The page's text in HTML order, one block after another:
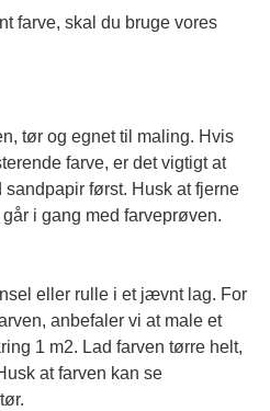
tør og egnet til maling. Hvis
farve, er det vigtigt at
sandpapir først. Husk at fjerne
i gang med farveprøven.
eller rulle i et jævnt lag. For
anbefaler vi at male et
1 m2. Lad farven tørre helt,
at farven kan se